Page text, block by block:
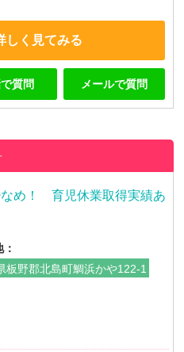
しく見てみる
質問 メールで質問
め！ 育児休業取得実績あ
板野郡北島町鯛浜かや122-1